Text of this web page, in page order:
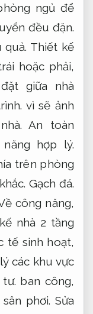
ngủ để
đều đặn.
quả. Thiết kế
hoặc phải,
giữa nhà
vì sẽ ảnh
An toàn
năng hợp lý.
trên phòng
Gạch đá.
công năng,
nhà 2 tầng
tế sinh hoạt,
các khu vực
ban công,
sân phơi. Sửa